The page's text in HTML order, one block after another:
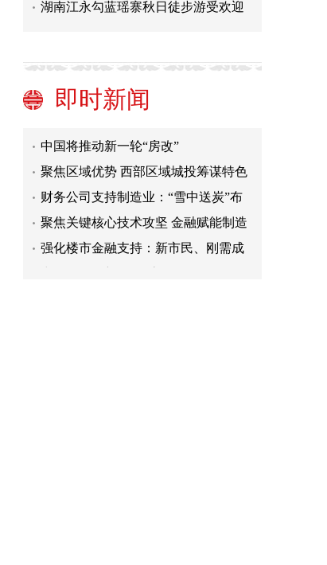
湖南江永勾蓝瑶寨秋日徒步游受欢迎
即时新闻